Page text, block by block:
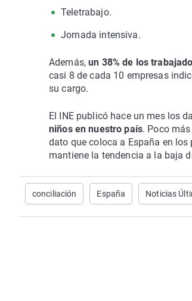
Teletrabajo.
Jornada intensiva.
Además,un 38% de los
casi 8 de cada 10 empresas
su cargo.
El INE publicó hace un mes los
niños en nuestro país. Poco
dato que coloca a España en
mantiene la tendencia a la baja
conciliación España Noticias